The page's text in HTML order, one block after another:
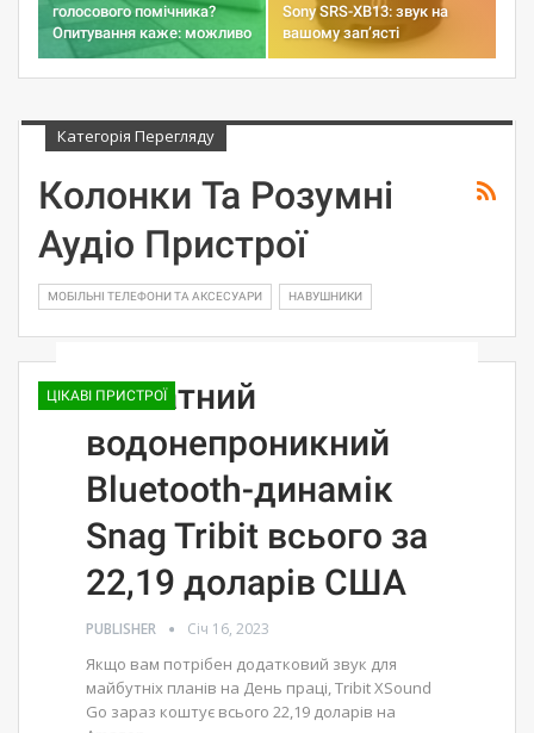
голосового помічника?
Опитування каже: можливо
Sony SRS-XB13: звук на
вашому зап’ясті
Категорія Перегляду
Колонки Та Розумні
Аудіо Пристрої
МОБІЛЬНІ ТЕЛЕФОНИ ТА АКСЕСУАРИ НАВУШНИКИ
ЦІКАВІ ПРИСТРОЇ
16-ватний
водонепроникний
Bluetooth-динамік
Snag Tribit всього за
22,19 доларів США
PUBLISHER Січ 16, 2023
Якщо вам потрібен додатковий звук для
майбутніх планів на День праці, Tribit XSound
Go зараз коштує всього 22,19 доларів на